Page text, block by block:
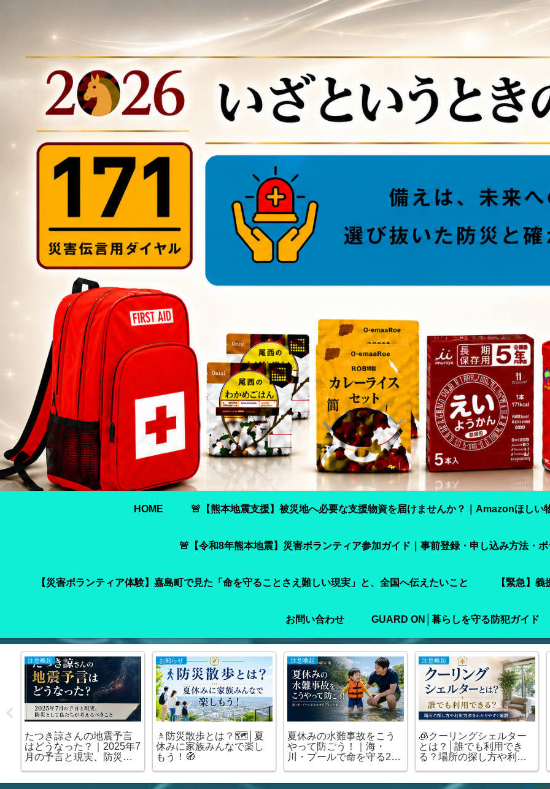
HOME 🚨【熊本地震支援】被災地へ必要な支援物資を届けませんか？｜Amazonほしい
🚨【令和8年熊本地震】災害ボランティア参加ガイド｜事前登録・申し込み方法・
【災害ボランティア体験】嘉島町で見た「命を守ることさえ難しい現実」と、全国へ伝えたいこと 【緊急】
お問い合わせ GUARD ON│暮らしを守る防犯ガイド
注意喚起
たつき諒さんの地震予言
はどうなった？｜2025年7
月の予言と現実、防災と
お知らせ
🚶防災散歩とは？🗺️│夏
休みに家族みんなで楽し
もう！🧭
注意喚起
夏休みの水難事故をこう
やって防ごう！｜海・
川・プールで命を守る25
注意喚起
🧊クーリングシェルター
とは？│誰でも利用でき
る？場所の探し方や利用